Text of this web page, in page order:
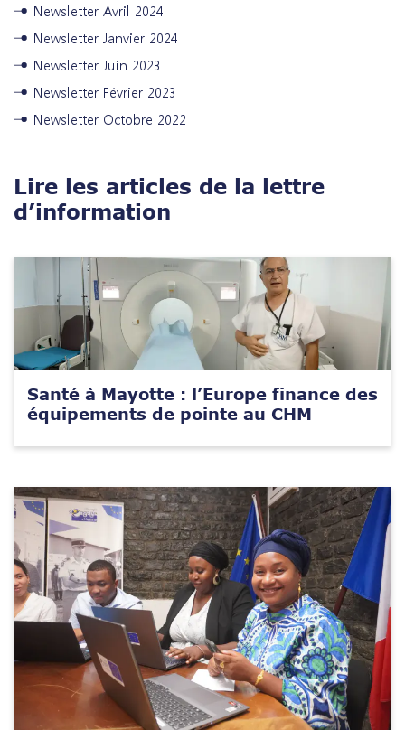
Newsletter Avril 2024
Newsletter Janvier 2024
Newsletter Juin 2023
Newsletter Février 2023
Newsletter Octobre 2022
Lire les articles de la lettre
d’information
Santé à Mayotte : l’Europe finance des
équipements de pointe au CHM